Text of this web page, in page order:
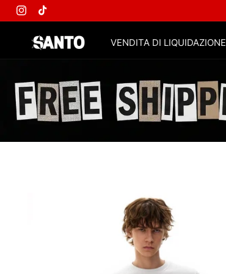
Instagram
TikTok
VENDITA DI LIQUIDAZIONE